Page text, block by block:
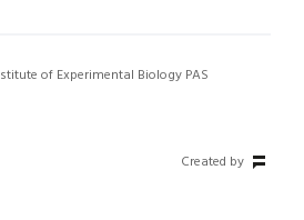
of Experimental Biology PAS
Created by